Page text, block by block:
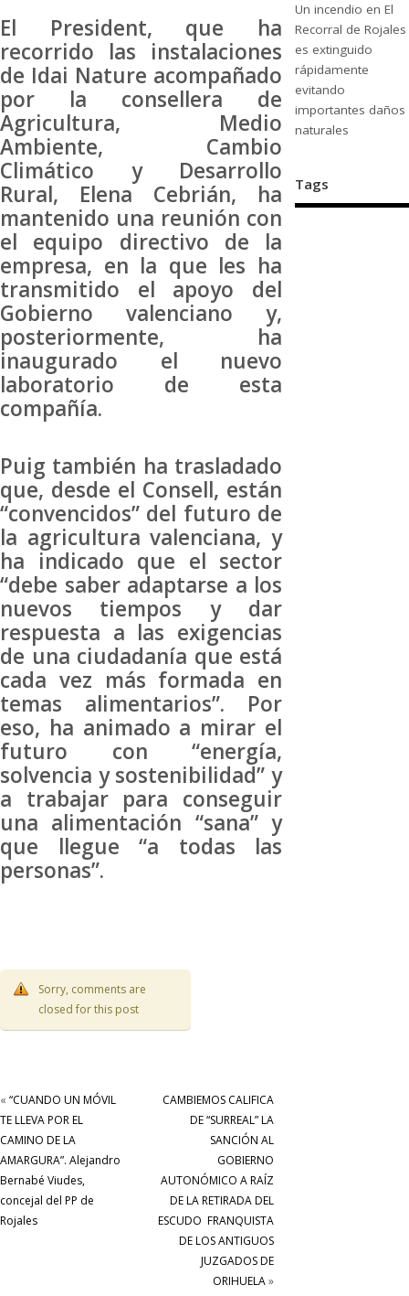
El President, que ha
recorrido las instalaciones
de Idai Nature acompañado
por la consellera de
Agricultura, Medio
Ambiente, Cambio
Climático y Desarrollo
Rural, Elena Cebrián, ha
mantenido una reunión con
el equipo directivo de la
empresa, en la que les ha
transmitido el apoyo del
Gobierno valenciano y,
posteriormente, ha
inaugurado el nuevo
laboratorio de esta
compañía.
Puig también ha trasladado
que, desde el Consell, están
“convencidos” del futuro de
la agricultura valenciana, y
ha indicado que el sector
“debe saber adaptarse a los
nuevos tiempos y dar
respuesta a las exigencias
de una ciudadanía que está
cada vez más formada en
temas alimentarios”. Por
eso, ha animado a mirar el
futuro con “energía,
solvencia y sostenibilidad” y
a trabajar para conseguir
una alimentación “sana” y
que llegue “a todas las
personas”.
Sorry, comments are
closed for this post
« “CUANDO UN MÓVIL
TE LLEVA POR EL
CAMINO DE LA
AMARGURA”. Alejandro
Bernabé Viudes,
concejal del PP de
Rojales
CAMBIEMOS CALIFICA
DE “SURREAL” LA
SANCIÓN AL
GOBIERNO
AUTONÓMICO A RAÍZ
DE LA RETIRADA DEL
ESCUDO FRANQUISTA
DE LOS ANTIGUOS
JUZGADOS DE
ORIHUELA»
Un incendio en El
Recorral de Rojales
es extinguido
rápidamente
evitando
importantes daños
naturales
Tags